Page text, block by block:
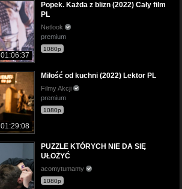
01:06:37
Popek. Każda z blizn (2022) Cały film
PL
Netlook
premium
1080p
01:29:08
Miłość od kuchni (2022) Lektor PL
Filmy Akcji
premium
1080p
PUZZLE KTÓRYCH NIE DA SIĘ
UŁOŻYĆ
acomytumamy
1080p